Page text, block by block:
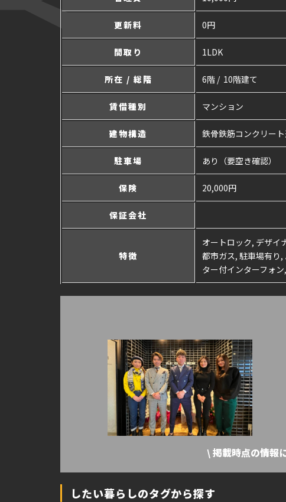
更新料 0円
間取り 1LDK
所在 / 総階 6階 / 10階建て
賃借種別 マンション
建物構造 鉄骨鉄筋コンクリー
駐車場 あり（要空き確認）
保険 20,000円
保証会社
特徴
オートロック, デザイ
都市ガス, 駐車場有り
ター付インターフォ
\ 掲載時点の情報
したい暮らしのタグから探す